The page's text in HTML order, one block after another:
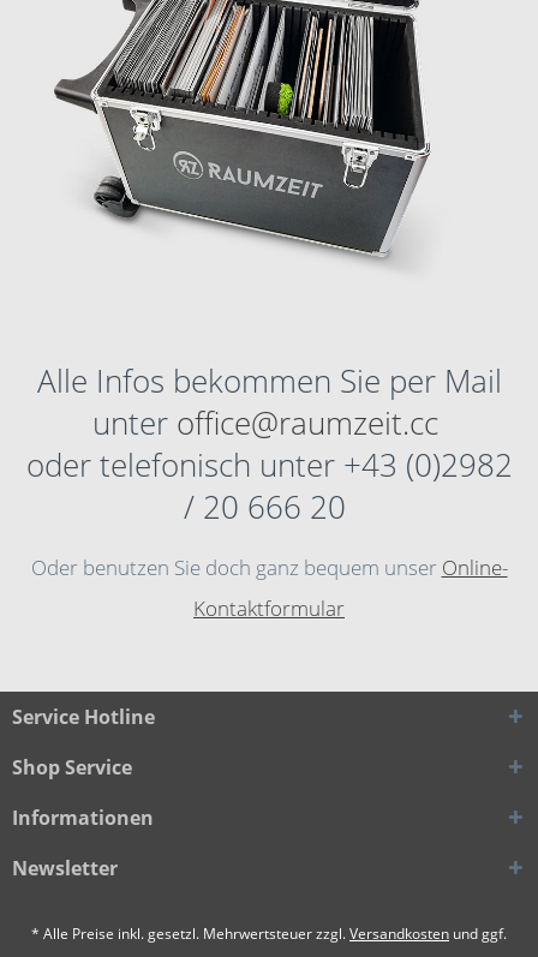
Alle Infos bekommen Sie per Mail
unter office@raumzeit.cc
oder telefonisch unter +43 (0)2982
/ 20 666 20
Oder benutzen Sie doch ganz bequem unser Online-
Kontaktformular
Service Hotline
Shop Service
Informationen
Newsletter
* Alle Preise inkl. gesetzl. Mehrwertsteuer zzgl.Versandkosten und ggf.